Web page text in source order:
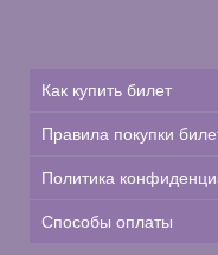
Как купить билет
Правила покупки
Политика
Способы оплаты